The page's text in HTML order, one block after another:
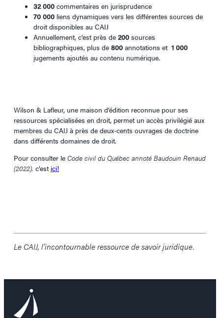
32 000 commentaires en jurisprudence
70 000 liens dynamiques vers les différentes sources de
droit disponibles au CAIJ
Annuellement, c’est près de 200 sources
bibliographiques, plus de 800 annotations et 1 000
jugements ajoutés au contenu numérique.
Wilson & Lafleur, une maison d’édition reconnue pour ses
ressources spécialisées en droit, permet un accès privilégié aux
membres du CAIJ à près de deux-cents ouvrages de doctrine
dans différents domaines de droit.
Pour consulter le Code civil du Québec annoté Baudouin Renaud
(2022), c’est ici!
Le CAIJ, l’incontournable ressource de savoir juridique.